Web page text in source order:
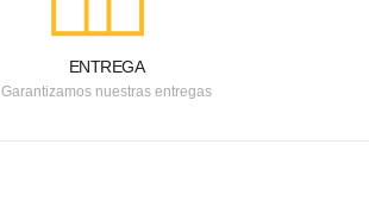
ENTREGA
Garantizamos nuestras entregas